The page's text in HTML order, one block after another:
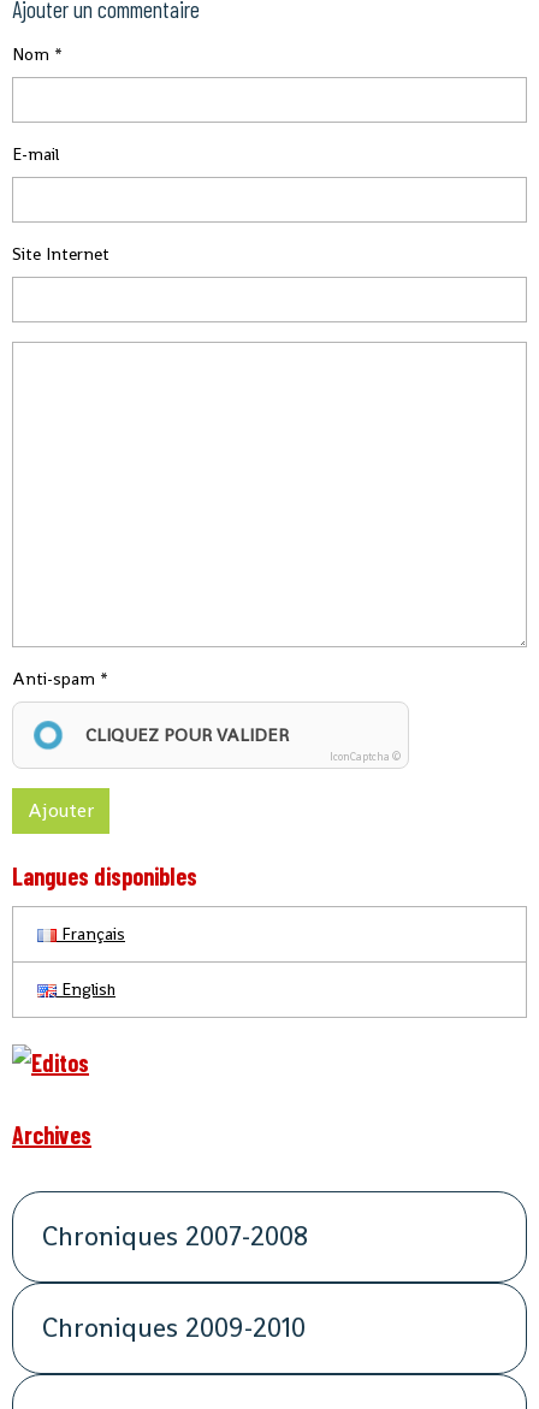
Ajouter un commentaire
Nom
E-mail
Site Internet
Anti-spam
CLIQUEZ POUR VALIDER
IconCaptcha ©
Ajouter
Langues disponibles
Français
English
Archives
Chroniques 2007-2008
Chroniques 2009-2010